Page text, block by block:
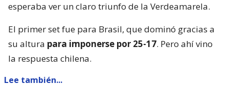
esperaba ver un claro triunfo de la Verdeamarela.
El primer set fue para Brasil, que dominó gracias a
su altura para imponerse por 25-17. Pero ahí vino
la respuesta chilena.
Lee también...